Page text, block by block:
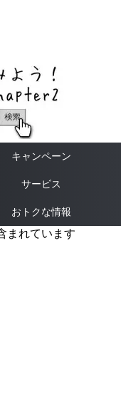
キャンペーン
サービス
おトクな情報
まれています